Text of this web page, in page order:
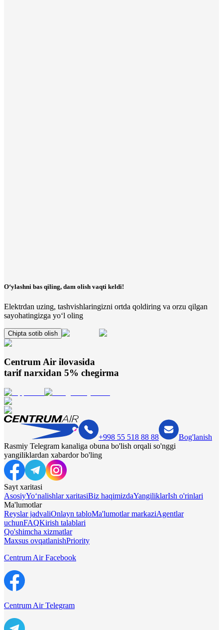
O‘ylashni bas qiling, dam olish vaqti keldi!
Elektrdan uzing, tashvishlaringizni ortda qoldiring va orzu qilgan
sayohatingizga yo‘l oling
Chipta sotib olish
Centrum Air ilovasida
tarif narxidan 5% chegirma
+998 55 518 88 88
Bog'lanish
Rasmiy Telegram kanaliga obuna bo'lish orqali so'nggi
yangiliklardan xabardor bo'ling
Sayt xaritasi
AsosiyYo‘nalishlar xaritasiBiz haqimizdaYangiliklarIsh o'rinlari
Ma'lumotlar
Reyslar jadvaliOnlayn tabloMa'lumotlar markaziAgentlar
uchunFAQKirish talablari
Qo'shimcha xizmatlar
Maxsus ovqatlanishPriority
Centrum Air Facebook
Centrum Air Telegram